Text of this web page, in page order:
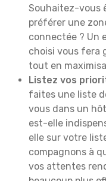
Souhaitez-vous
préférer une
connectée ? Un
choisi vous fera
tout en
Listez vos
faites une liste
vous dans un
est-elle
elle sur votre
compagnons à
vos attentes